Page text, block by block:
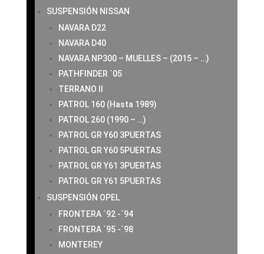
SUSPENSIÓN NISSAN
NAVARA D22
NAVARA D40
NAVARA NP300 – MUELLES – (2015 – …)
PATHFINDER ´05
TERRANO II
PATROL 160 (Hasta 1989)
PATROL 260 (1990 – …)
PATROL GR Y60 3PUERTAS
PATROL GR Y60 5PUERTAS
PATROL GR Y61 3PUERTAS
PATROL GR Y61 5PUERTAS
SUSPENSIÓN OPEL
FRONTERA ´92 -´94
FRONTERA ´95 -´98
MONTEREY